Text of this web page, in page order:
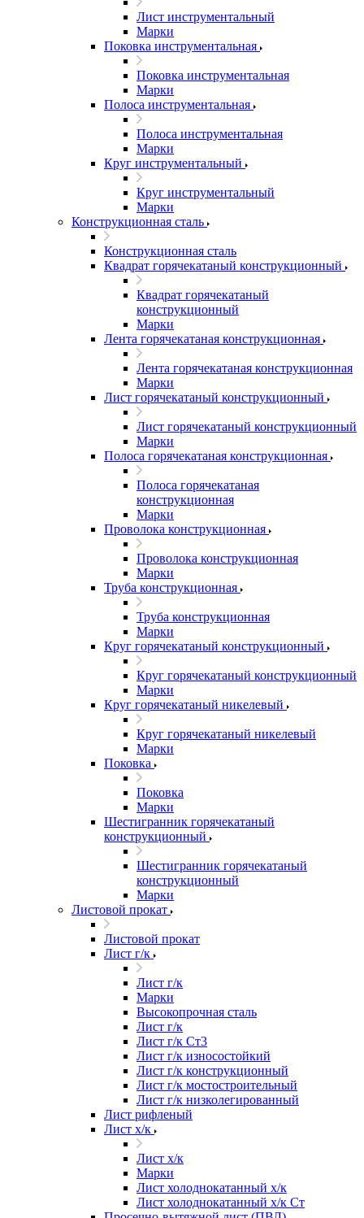
Лист инструментальный
Марки
Поковка инструментальная
Поковка инструментальная
Марки
Полоса инструментальная
Полоса инструментальная
Марки
Круг инструментальный
Круг инструментальный
Марки
Конструкционная сталь
Конструкционная сталь
Квадрат горячекатаный конструкционный
Квадрат горячекатаный
конструкционный
Марки
Лента горячекатаная конструкционная
Лента горячекатаная конструкционная
Марки
Лист горячекатаный конструкционный
Лист горячекатаный конструкционный
Марки
Полоса горячекатаная конструкционная
Полоса горячекатаная
конструкционная
Марки
Проволока конструкционная
Проволока конструкционная
Марки
Труба конструкционная
Труба конструкционная
Марки
Круг горячекатаный конструкционный
Круг горячекатаный конструкционный
Марки
Круг горячекатаный никелевый
Круг горячекатаный никелевый
Марки
Поковка
Поковка
Марки
Шестигранник горячекатаный
конструкционный
Шестигранник горячекатаный
конструкционный
Марки
Листовой прокат
Листовой прокат
Лист г/к
Лист г/к
Марки
Высокопрочная сталь
Лист г/к
Лист г/к Ст3
Лист г/к износостойкий
Лист г/к конструкционный
Лист г/к мостостроительный
Лист г/к низколегированный
Лист рифленый
Лист х/к
Лист х/к
Марки
Лист холоднокатанный х/к
Лист холоднокатанный х/к Ст